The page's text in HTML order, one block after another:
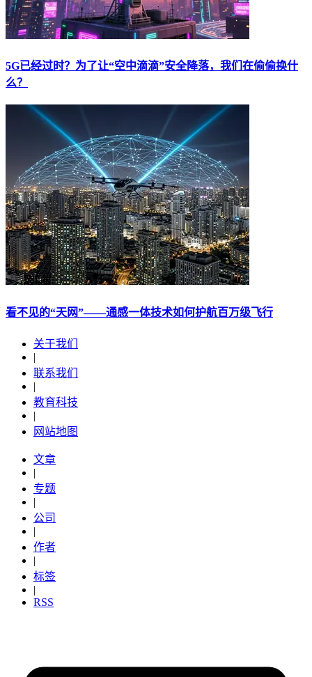
5G已经过时？为了让“空中滴滴”安全降落，我们在偷偷换什
么？
看不见的“天网”——通感一体技术如何护航百万级飞行
关于我们
|
联系我们
|
教育科技
|
网站地图
文章
|
专题
|
公司
|
作者
|
标签
|
RSS